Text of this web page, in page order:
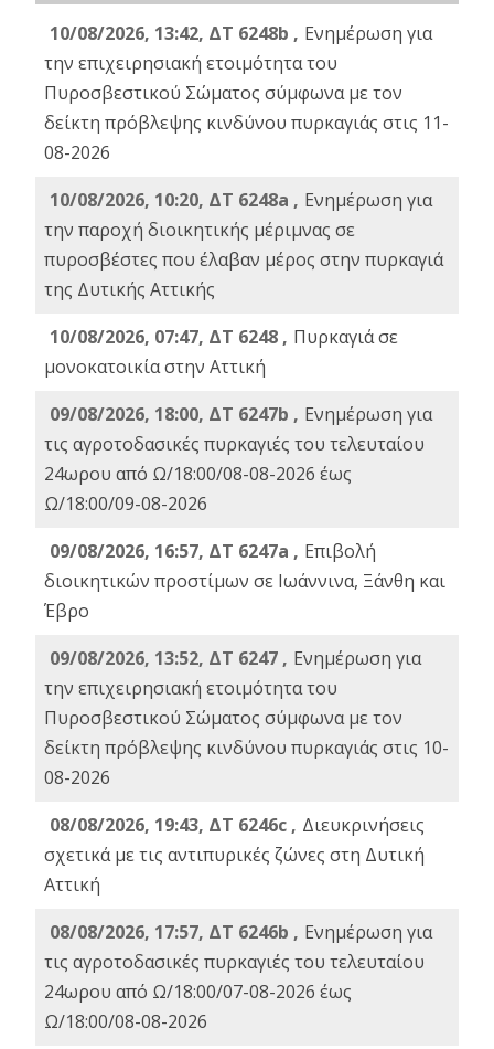
10/08/2026, 13:42, ΔΤ 6248b , Ενημέρωση για
την επιχειρησιακή ετοιμότητα του
Πυροσβεστικού Σώματος σύμφωνα με τον
δείκτη πρόβλεψης κινδύνου πυρκαγιάς στις 11-
08-2026
10/08/2026, 10:20, ΔΤ 6248a , Ενημέρωση για
την παροχή διοικητικής μέριμνας σε
πυροσβέστες που έλαβαν μέρος στην πυρκαγιά
της Δυτικής Αττικής
10/08/2026, 07:47, ΔΤ 6248 , Πυρκαγιά σε
μονοκατοικία στην Αττική
09/08/2026, 18:00, ΔΤ 6247b , Ενημέρωση για
τις αγροτοδασικές πυρκαγιές του τελευταίου
24ωρου από Ω/18:00/08-08-2026 έως
Ω/18:00/09-08-2026
09/08/2026, 16:57, ΔΤ 6247a , Eπιβολή
διοικητικών προστίμων σε Ιωάννινα, Ξάνθη και
Έβρο
09/08/2026, 13:52, ΔΤ 6247 , Ενημέρωση για
την επιχειρησιακή ετοιμότητα του
Πυροσβεστικού Σώματος σύμφωνα με τον
δείκτη πρόβλεψης κινδύνου πυρκαγιάς στις 10-
08-2026
08/08/2026, 19:43, ΔT 6246c , Διευκρινήσεις
σχετικά με τις αντιπυρικές ζώνες στη Δυτική
Αττική
08/08/2026, 17:57, ΔΤ 6246b , Ενημέρωση για
τις αγροτοδασικές πυρκαγιές του τελευταίου
24ωρου από Ω/18:00/07-08-2026 έως
Ω/18:00/08-08-2026